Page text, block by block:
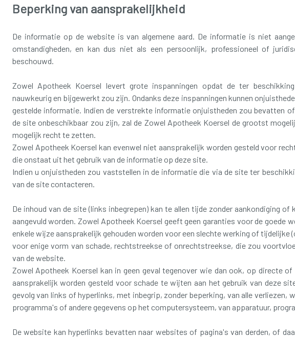
Beperking van aansprakelijkheid
De informatie op de website is van algemene aard. De informatie is niet
omstandigheden, en kan dus niet als een persoonlijk, professioneel of
beschouwd.
Zowel Apotheek Koersel levert grote inspanningen opdat de ter
nauwkeurig en bijgewerkt zou zijn. Ondanks deze inspanningen kunnen
gestelde informatie. Indien de verstrekte informatie onjuistheden zou bevatten
de site onbeschikbaar zou zijn, zal de Zowel Apotheek Koersel de grootst
mogelijk recht te zetten.
Zowel Apotheek Koersel kan evenwel niet aansprakelijk worden gesteld voor
die onstaat uit het gebruik van de informatie op deze site.
Indien u onjuistheden zou vaststellen in de informatie die via de site ter
van de site contacteren.
De inhoud van de site (links inbegrepen) kan te allen tijde zonder aankondiging
aangevuld worden. Zowel Apotheek Koersel geeft geen garanties voor de goede
enkele wijze aansprakelijk gehouden worden voor een slechte werking of tijdelijke
voor enige vorm van schade, rechtstreekse of onrechtstreekse, die zou
van de website.
Zowel Apotheek Koersel kan in geen geval tegenover wie dan ook, op directe
aansprakelijk worden gesteld voor schade te wijten aan het gebruik van deze
gevolg van links of hyperlinks, met inbegrip, zonder beperking, van alle verliezen,
programma's of andere gegevens op het computersysteem, van apparatuur,
De website kan hyperlinks bevatten naar websites of pagina's van derden, of